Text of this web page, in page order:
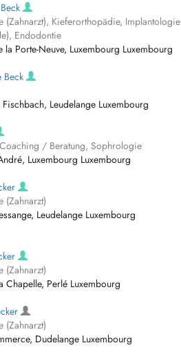
(Zahnarzt), Kieferorthopädie, Implantologie
Endodontie
la Porte-Neuve, Luxembourg Luxembourg
Beck
Fischbach, Leudelange Luxembourg
/ Beratung, Sophrologie
Luxembourg Luxembourg
(Zahnarzt)
Leudelange Luxembourg
(Zahnarzt)
Chapelle, Perlé Luxembourg
(Zahnarzt)
Dudelange Luxembourg